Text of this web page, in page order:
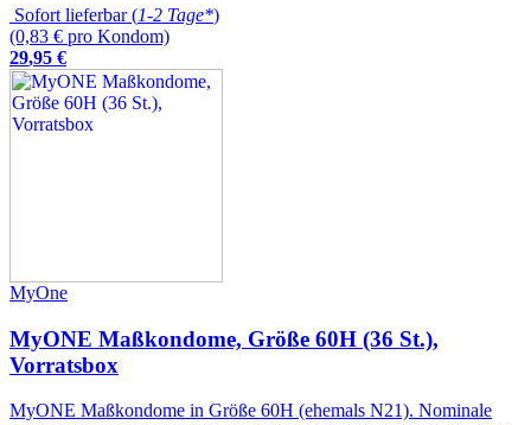
Sofort lieferbar (1-2 Tage*)
(0,83 € pro Kondom)
29,95 €
MyOne
MyONE Maßkondome, Größe 60H (36 St.),
Vorratsbox
MyONE Maßkondome in Größe 60H (ehemals N21). Nominale